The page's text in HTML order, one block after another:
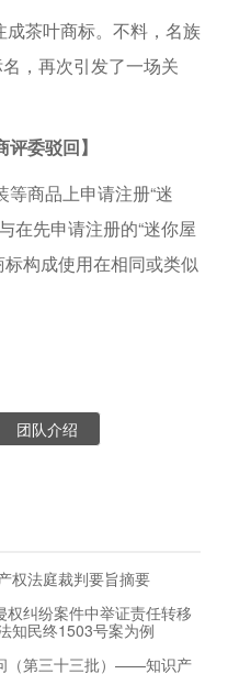
茶叶商标。不料，名族
，再次引发了一场关
委驳回】
商品上申请注册“迷
在先申请注册的“迷你屋
标构成使用在相同或类似
团队介绍
权法庭裁判要旨摘要
纠纷案件中举证责任转移
民终1503号案为例
（第三十三批）——知识产